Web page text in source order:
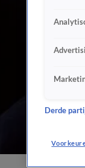
Derde